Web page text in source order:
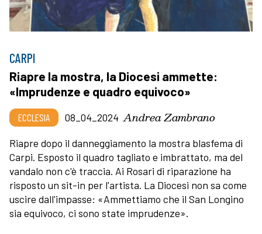
CARPI
Riapre la mostra, la Diocesi ammette:
«Imprudenze e quadro equivoco»
ECCLESIA 08_04_2024 Andrea Zambrano
Riapre dopo il danneggiamento la mostra blasfema di
Carpi. Esposto il quadro tagliato e imbrattato, ma del
vandalo non c'è traccia. Ai Rosari di riparazione ha
risposto un sit-in per l'artista. La Diocesi non sa come
uscire dall'impasse: «Ammettiamo che il San Longino
sia equivoco, ci sono state imprudenze».